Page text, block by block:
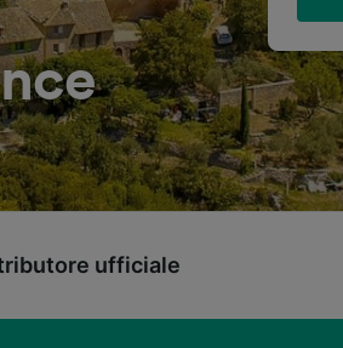
ufficiale